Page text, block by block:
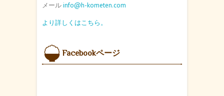
メールinfo@h-kometen.com
より詳しくはこちら。
Facebookページ